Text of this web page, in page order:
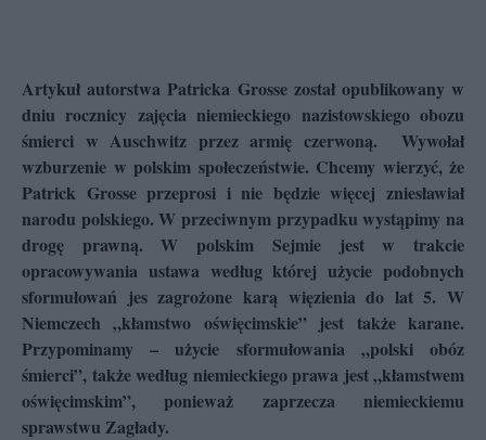
Artykuł autorstwa Patricka Grosse został opublikowany w
dniu rocznicy zajęcia niemieckiego nazistowskiego obozu
śmierci w Auschwitz przez armię czerwoną. Wywołał
wzburzenie w polskim społeczeństwie. Chcemy wierzyć, że
Patrick Grosse przeprosi i nie będzie więcej zniesławiał
narodu polskiego. W przeciwnym przypadku wystąpimy na
drogę prawną. W polskim Sejmie jest w trakcie
opracowywania ustawa według której użycie podobnych
sformułowań jes zagrożone karą więzienia do lat 5. W
Niemczech „kłamstwo oświęcimskie” jest także karane.
Przypominamy – użycie sformułowania „polski obóz
śmierci”, także według niemieckiego prawa jest „kłamstwem
oświęcimskim”, ponieważ zaprzecza niemieckiemu
sprawstwu Zagłady.